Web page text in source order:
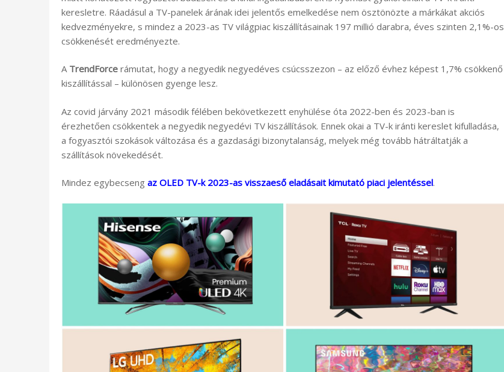
keresletre. Ráadásul a TV-panelek árának idei jelentős emelkedése nem ösztönözte a márkákat akciós
kedvezményekre, s mindez a 2023-as TV világpiac kiszállításainak 197 millió darabra, éves szinten 2,1%-os
csökkenését eredményezte.
A TrendForce rámutat, hogy a negyedik negyedéves csúcsszezon – az előző évhez képest 1,7% csökkenő
kiszállítással – különösen gyenge lesz.
Az covid járvány 2021 második félében bekövetkezett enyhülése óta 2022-ben és 2023-ban is
érezhetően csökkentek a negyedik negyedévi TV kiszállítások. Ennek okai a TV-k iránti kereslet kifulladása,
a fogyasztói szokások változása és a gazdasági bizonytalanság, melyek még tovább hátráltatják a
szállítások növekedését.
Mindez egybecseng az OLED TV-k 2023-as visszaeső eladásait kimutató piaci jelentéssel.